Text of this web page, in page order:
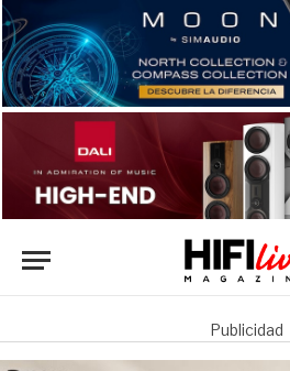
Publicidad